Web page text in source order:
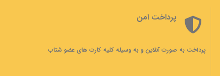
پرداخت امن
پرداخت به صورت آنلاین و به وسیله کلیه کارت های عضو شتاب